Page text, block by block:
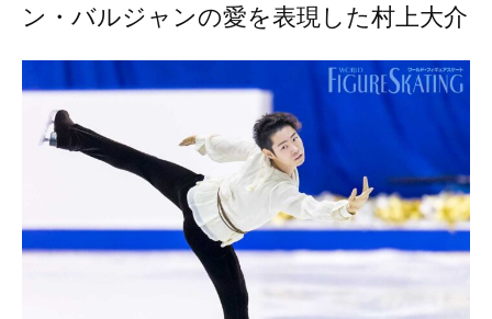
ン・バルジャンの愛を表現した村上大介